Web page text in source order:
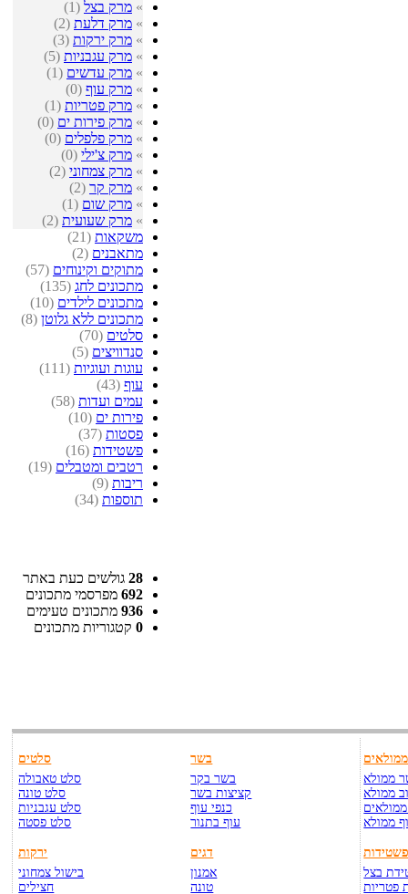
» מרק בצל (1)
» מרק דלעת (2)
» מרק ירקות (3)
» מרק עגבניות (5)
» מרק עדשים (1)
» מרק עוף (0)
» מרק פטריות (1)
» מרק פירות ים (0)
» מרק פלפלים (0)
» מרק צ'ילי (0)
» מרק צמחוני (2)
» מרק קר (2)
» מרק שום (1)
» מרק שעועית (2)
משקאות (21)
מתאבנים (2)
מתוקים וקינוחים (57)
מתכונים לחג (135)
מתכונים לילדים (10)
מתכונים ללא גלוטן (8)
סלטים (70)
סנדוויצים (5)
עוגות ועוגיות (111)
עוף (43)
עמים ועדות (58)
פירות ים (10)
פסטות (37)
פשטידות (16)
רטבים ומטבלים (19)
ריבות (9)
תוספות (34)
28 גולשים כעת באתר
692 מפרסמי מתכונים
936 מתכונים טעימים
0 קטגוריות מתכונים
סלטים
סלט טאבולה
סלט טונה
סלט עגבניות
סלט פסטה
ירקות
בישול צמחוני
חצילים
בשר
בשר בקר
קציצות בשר
כנפי עוף
עוף בתנור
דגים
אמנון
טונה
ממולאים
ממולא
ממולא
ממולא
בצל
פטריות